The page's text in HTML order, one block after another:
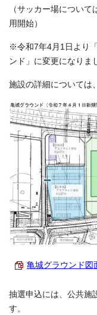
（サッカー場につい
用開始）
※令和7年4月1日より
ンド」に変更になりま
施設の詳細については
亀城グラウンド図
抽選申込には、公共施
す。